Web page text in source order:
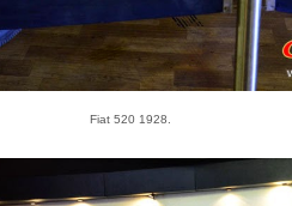
Fiat 520 1928.